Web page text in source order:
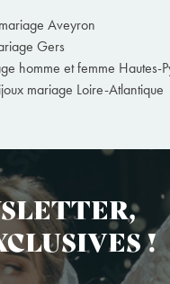
Aveyron
Gers
homme et femme Hautes-
mariage Loire-Atlantique
!